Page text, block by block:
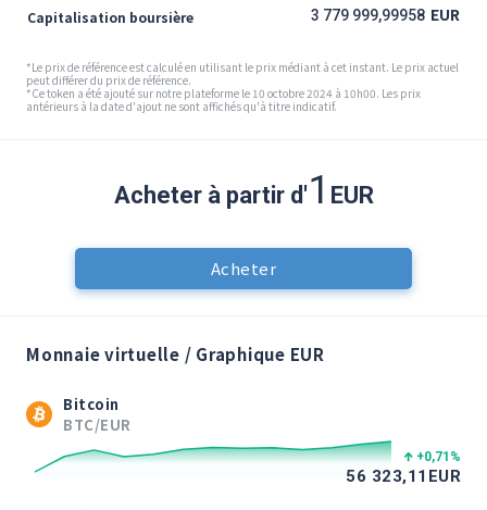
Capitalisation boursière
3 779 999,99958 EUR
*Le prix de référence est calculé en utilisant le prix médiant à cet instant. Le prix actuel
peut différer du prix de référence.
*Ce token a été ajouté sur notre plateforme le 10 octobre 2024 à 10h00. Les prix
antérieurs à la date d'ajout ne sont affichés qu'à titre indicatif.
Monnaie virtuelle / Graphique EUR
Bitcoin
BTC/EUR
+0,71 %
56 323,11 EUR
Acheter à partir d'1 EUR
Acheter